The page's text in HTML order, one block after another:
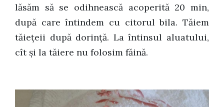
lăsăm să se odihnească acoperită 20 min,
după care întindem cu citorul bila. Tăiem
tăiețeii după dorință. La întinsul aluatului,
cît și la tăiere nu folosim făină.